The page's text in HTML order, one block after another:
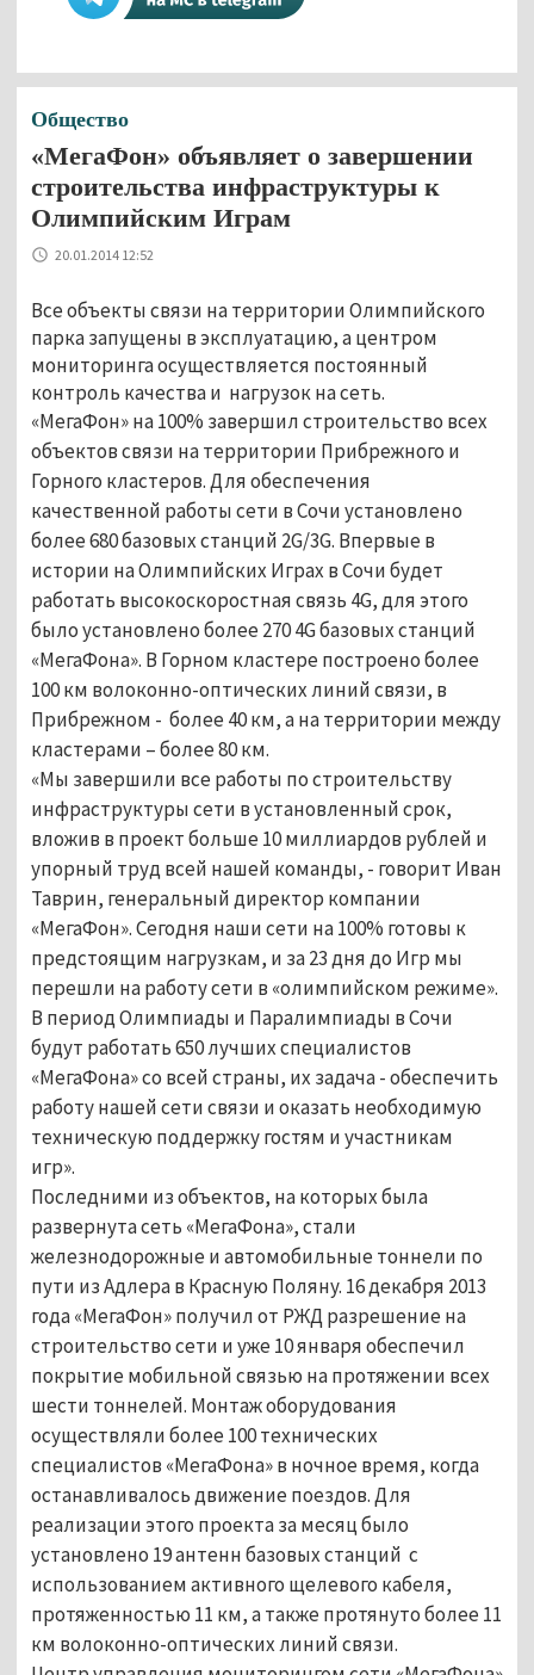
Общество
«МегаФон» объявляет о завершении
строительства инфраструктуры к
Олимпийским Играм
20.01.2014 12:52
Все объекты связи на территории Олимпийского
парка запущены в эксплуатацию, а центром
мониторинга осуществляется постоянный
контроль качества и нагрузок на сеть.
«МегаФон» на 100% завершил строительство всех
объектов связи на территории Прибрежного и
Горного кластеров. Для обеспечения
качественной работы сети в Сочи установлено
более 680 базовых станций 2G/3G. Впервые в
истории на Олимпийских Играх в Сочи будет
работать высокоскоростная связь 4G, для этого
было установлено более 270 4G базовых станций
«МегаФона». В Горном кластере построено более
100 км волоконно-оптических линий связи, в
Прибрежном - более 40 км, а на территории между
кластерами – более 80 км.
«Мы завершили все работы по строительству
инфраструктуры сети в установленный срок,
вложив в проект больше 10 миллиардов рублей и
упорный труд всей нашей команды, - говорит Иван
Таврин, генеральный директор компании
«МегаФон». Сегодня наши сети на 100% готовы к
предстоящим нагрузкам, и за 23 дня до Игр мы
перешли на работу сети в «олимпийском режиме».
В период Олимпиады и Паралимпиады в Сочи
будут работать 650 лучших специалистов
«МегаФона» со всей страны, их задача - обеспечить
работу нашей сети связи и оказать необходимую
техническую поддержку гостям и участникам
игр».
Последними из объектов, на которых была
развернута сеть «МегаФона», стали
железнодорожные и автомобильные тоннели по
пути из Адлера в Красную Поляну. 16 декабря 2013
года «МегаФон» получил от РЖД разрешение на
строительство сети и уже 10 января обеспечил
покрытие мобильной связью на протяжении всех
шести тоннелей. Монтаж оборудования
осуществляли более 100 технических
специалистов «МегаФона» в ночное время, когда
останавливалось движение поездов. Для
реализации этого проекта за месяц было
установлено 19 антенн базовых станций с
использованием активного щелевого кабеля,
протяженностью 11 км, а также протянуто более 11
км волоконно-оптических линий связи.